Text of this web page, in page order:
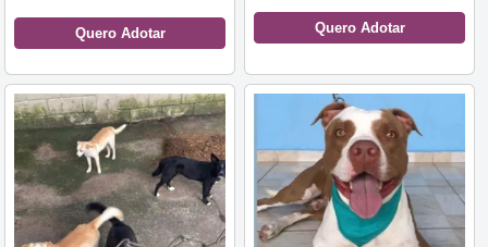
Quero Adotar Quero Adotar